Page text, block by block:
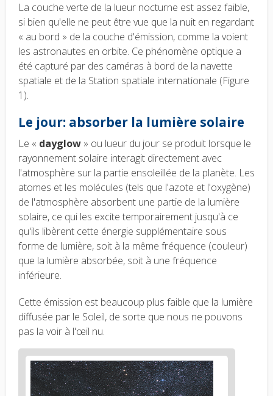
La couche verte de la lueur nocturne est assez faible,
si bien qu'elle ne peut être vue que la nuit en regardant
« au bord » de la couche d'émission, comme la voient
les astronautes en orbite. Ce phénomène optique a
été capturé par des caméras à bord de la navette
spatiale et de la Station spatiale internationale (Figure
1).
Le jour: absorber la lumière solaire
Le « dayglow » ou lueur du jour se produit lorsque le
rayonnement solaire interagit directement avec
l'atmosphère sur la partie ensoleillée de la planète. Les
atomes et les molécules (tels que l'azote et l'oxygène)
de l'atmosphère absorbent une partie de la lumière
solaire, ce qui les excite temporairement jusqu'à ce
qu'ils libèrent cette énergie supplémentaire sous
forme de lumière, soit à la même fréquence (couleur)
que la lumière absorbée, soit à une fréquence
inférieure.
Cette émission est beaucoup plus faible que la lumière
diffusée par le Soleil, de sorte que nous ne pouvons
pas la voir à l'œil nu.